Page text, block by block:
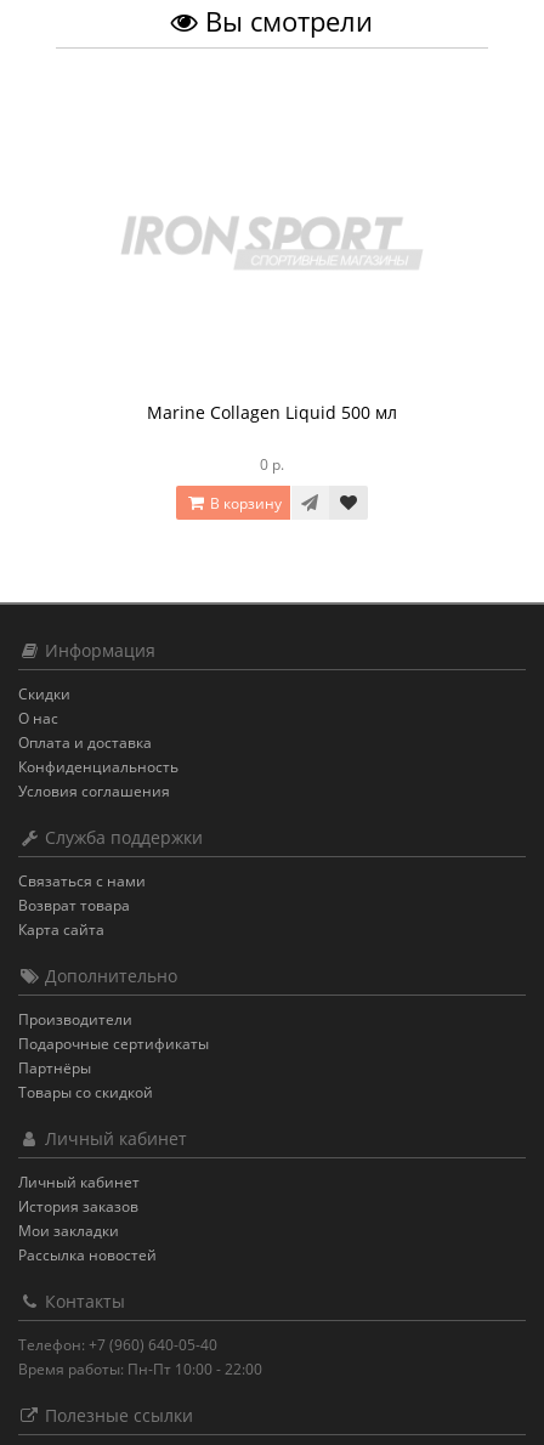
Вы смотрели
Marine Collagen Liquid 500 мл
0 р.
В корзину
Информация
Скидки
О нас
Оплата и доставка
Конфиденциальность
Условия соглашения
Служба поддержки
Связаться с нами
Возврат товара
Карта сайта
Дополнительно
Производители
Подарочные сертификаты
Партнёры
Товары со скидкой
Личный кабинет
Личный кабинет
История заказов
Мои закладки
Рассылка новостей
Контакты
Телефон: +7 (960) 640-05-40
Время работы: Пн-Пт 10:00 - 22:00
Полезные ссылки